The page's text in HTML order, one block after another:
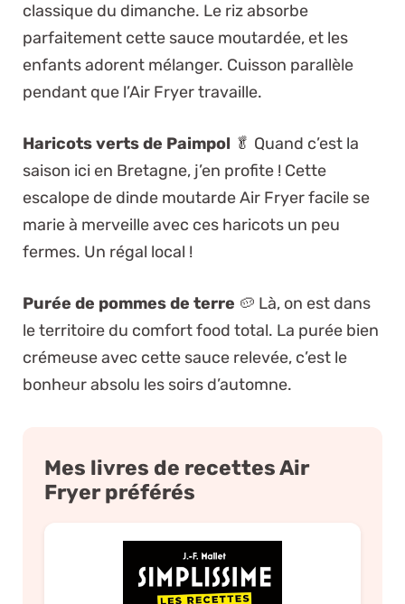
classique du dimanche. Le riz absorbe
parfaitement cette sauce moutardée, et les
enfants adorent mélanger. Cuisson parallèle
pendant que l’Air Fryer travaille.
Haricots verts de Paimpol 🥬 Quand c’est la
saison ici en Bretagne, j’en profite ! Cette
escalope de dinde moutarde Air Fryer facile se
marie à merveille avec ces haricots un peu
fermes. Un régal local !
Purée de pommes de terre 🥔 Là, on est dans
le territoire du comfort food total. La purée bien
crémeuse avec cette sauce relevée, c’est le
bonheur absolu les soirs d’automne.
Mes livres de recettes Air
Fryer préférés